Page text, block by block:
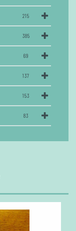
215
385
69
137
153
83